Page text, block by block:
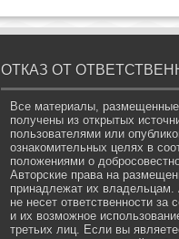
ОТКАЗ ОТ
Все материалы,
получены из открытых
пользователями или
ознакомительных целях в
положениями о
Авторские права на
принадлежат их владельцам.
не несет ответственности за
и их возможное
третьих лиц. Если вы